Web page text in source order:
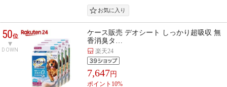
50位
DOWN
ケース販売 デオシート しっかり超吸収 無
香消臭タ…
楽天24
7,647円
ポイント10%